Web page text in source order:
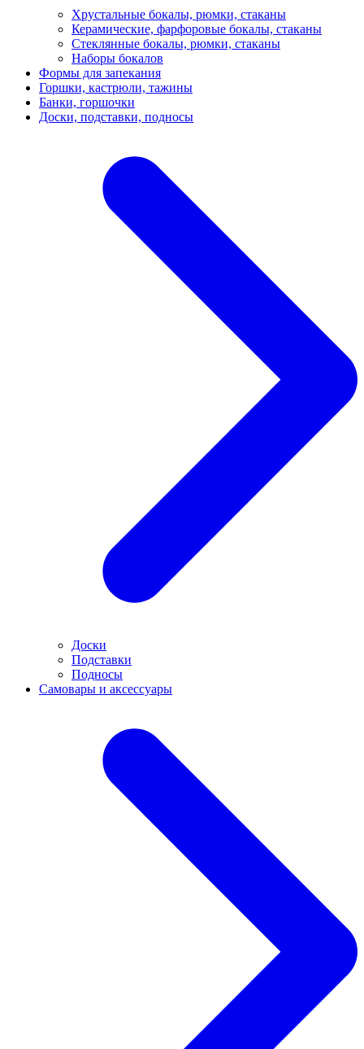
Хрустальные бокалы, рюмки, стаканы
Керамические, фарфоровые бокалы, стаканы
Стеклянные бокалы, рюмки, стаканы
Наборы бокалов
Формы для запекания
Горшки, кастрюли, тажины
Банки, горшочки
Доски, подставки, подносы
Доски
Подставки
Подносы
Самовары и аксессуары